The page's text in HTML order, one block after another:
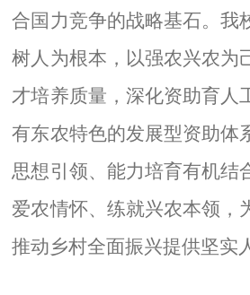
合国力竞争的战略基石。我
树人为根本，以强农兴农为
才培养质量，深化资助育人
有东农特色的发展型资助体
思想引领、能力培育有机结
爱农情怀、练就兴农本领，
推动乡村全面振兴提供坚实